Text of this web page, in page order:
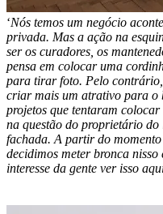
‘Nós temos um negócio
privada. Mas a ação na
ser os curadores, os
pensa em colocar uma
para tirar foto. Pelo
criar mais um atrativo para o
projetos que tentaram
na questão do proprietário
fachada. A partir do
decidimos meter bronca nisso
interesse da gente ver isso